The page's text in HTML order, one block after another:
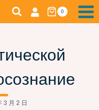
0
3 月 2 日